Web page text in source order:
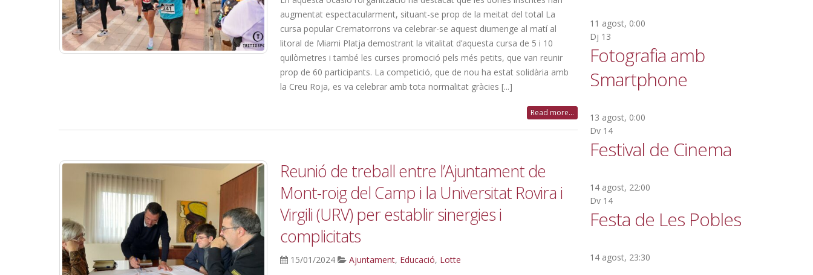
augmentat espectacularment, situant-se prop de la meitat del total La
cursa popular Crematorrons va celebrar-se aquest diumenge al matí al
litoral de Miami Platja demostrant la vitalitat d’aquesta cursa de 5 i 10
quilòmetres i també les curses promoció pels més petits, que van reunir
prop de 60 participants. La competició, que de nou ha estat solidària amb
la Creu Roja, es va celebrar amb tota normalitat gràcies [...]
Read more...
Reunió de treball entre l’Ajuntament de
Mont-roig del Camp i la Universitat Rovira i
Virgili (URV) per establir sinergies i
complicitats
15/01/2024 Ajuntament, Educació, Lotte
11 agost, 0:00
Dj 13
Fotografia amb
Smartphone
13 agost, 0:00
Dv 14
Festival de Cinema
14 agost, 22:00
Dv 14
Festa de Les Pobles
14 agost, 23:30